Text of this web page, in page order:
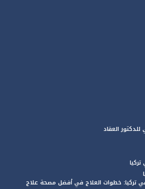
العقاد
تركيا: خطوات العلاج في أفضل مصحة علاج